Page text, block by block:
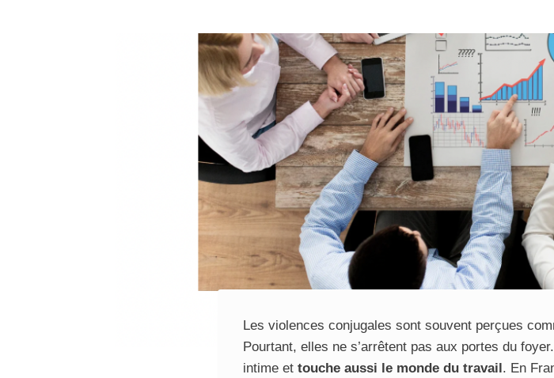
Les violences conjugales sont souvent perçues
Pourtant, elles ne s’arrêtent pas aux portes du
intime et touche aussi le monde du travail . En